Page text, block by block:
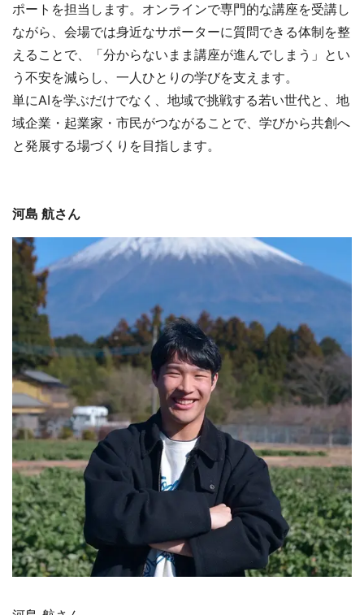
ポートを担当します。オンラインで専門的な講座を受講し
ながら、会場では身近なサポーターに質問できる体制を整
えることで、「分からないまま講座が進んでしまう」とい
う不安を減らし、一人ひとりの学びを支えます。
単にAIを学ぶだけでなく、地域で挑戦する若い世代と、地
域企業・起業家・市民がつながることで、学びから共創へ
と発展する場づくりを目指します。
河島 航さん